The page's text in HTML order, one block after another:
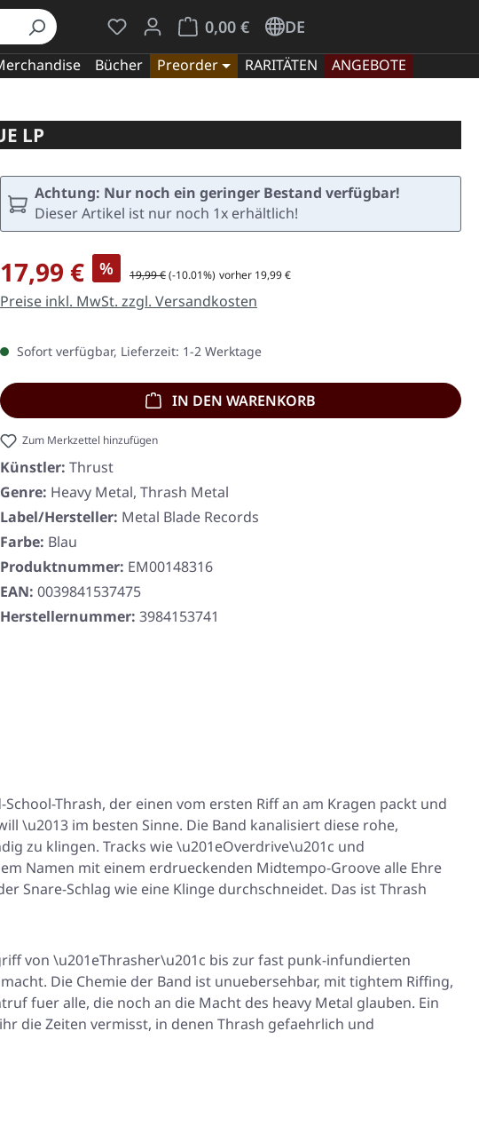
Du hast 0 Produkte auf dem Merkzettel
0,00 €
Warenkorb enthält 0 Positionen. Der
DE
Bücher Preorder RARITÄTEN
ANGEBOTE
LP
Achtung: Nur noch ein geringer Bestand verfügbar!
Dieser Artikel ist nur noch 1x erhältlich!
Verkaufspreis:
17,99 € % Regulärer Preis:
19,99 €(-10.01%) vorher 19,99 €
Preise inkl. MwSt. zzgl. Versandkosten
Sofort verfügbar, Lieferzeit: 1-2 Werktage
IN DEN WARENKORB
Zum Merkzettel hinzufügen
Künstler: Thrust
Genre: Heavy Metal, Thrash Metal
Label/Hersteller: Metal Blade Records
Farbe: Blau
Produktnummer: EM00148316
EAN: 0039841537475
Herstellernummer: 3984153741
Thrash, der einen vom ersten Riff an am Kragen packt und
\u2013 im besten Sinne. Die Band kanalisiert diese rohe,
zu klingen. Tracks wie \u201eOverdrive\u201c und
Namen mit einem erdrueckenden Midtempo-Groove alle Ehre
Snare-Schlag wie eine Klinge durchschneidet. Das ist Thrash
von \u201eThrasher\u201c bis zur fast punk-infundierten
Die Chemie der Band ist unuebersehbar, mit tightem Riffing,
fuer alle, die noch an die Macht des heavy Metal glauben. Ein
die Zeiten vermisst, in denen Thrash gefaehrlich und